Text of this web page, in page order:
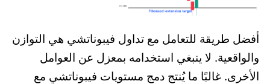
أفضل طريقة للتعامل مع تداول فيبوناتشي هي التوازن
والواقعية. لا ينبغي استخدامه بمعزل عن العوامل
الأخرى. غالبًا ما يُنتج دمج مستويات فيبوناتشي مع